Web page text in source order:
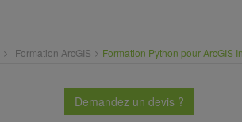
Formation ArcGIS Formation Python pour ArcGIS
Demandez un devis ?